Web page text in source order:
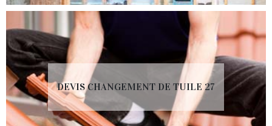
DEVIS CHANGEMENT DE TUILE 27